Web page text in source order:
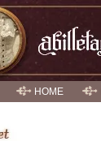
HOME